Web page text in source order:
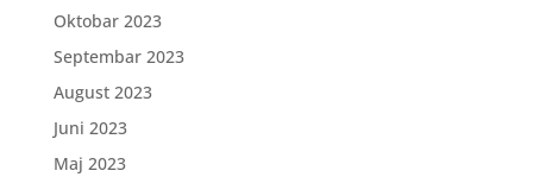
Oktobar 2023
Septembar 2023
August 2023
Juni 2023
Maj 2023